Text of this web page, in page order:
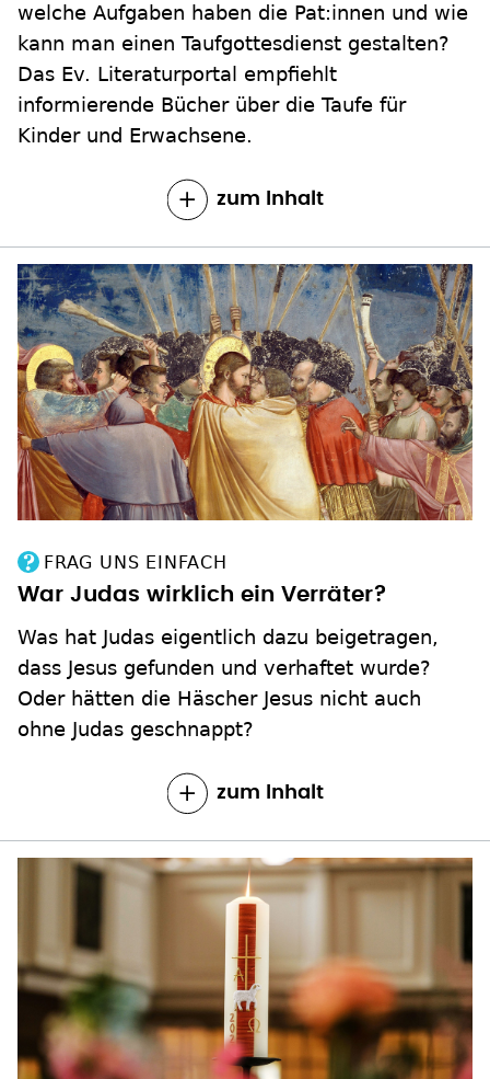
welche Aufgaben haben die Pat:innen und wie
kann man einen Taufgottesdienst gestalten?
Das Ev. Literaturportal empfiehlt
informierende Bücher über die Taufe für
Kinder und Erwachsene.
zum Inhalt
FRAG UNS EINFACH
War Judas wirklich ein Verräter?
Was hat Judas eigentlich dazu beigetragen,
dass Jesus gefunden und verhaftet wurde?
Oder hätten die Häscher Jesus nicht auch
ohne Judas geschnappt?
zum Inhalt